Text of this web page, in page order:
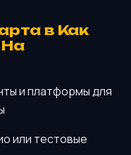
в Как
и платформы для
или тестовые